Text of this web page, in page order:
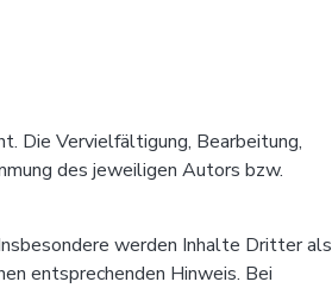
Die Vervielfältigung, Bearbeitung,
des jeweiligen Autors bzw.
werden Inhalte Dritter als
entsprechenden Hinweis. Bei